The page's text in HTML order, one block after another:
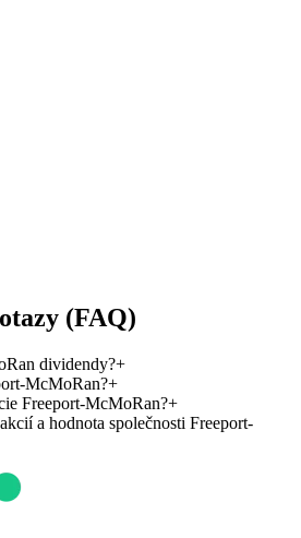
(FAQ)
dividendy?+
McMoRan?+
Freeport-McMoRan?+
a hodnota společnosti Freeport-